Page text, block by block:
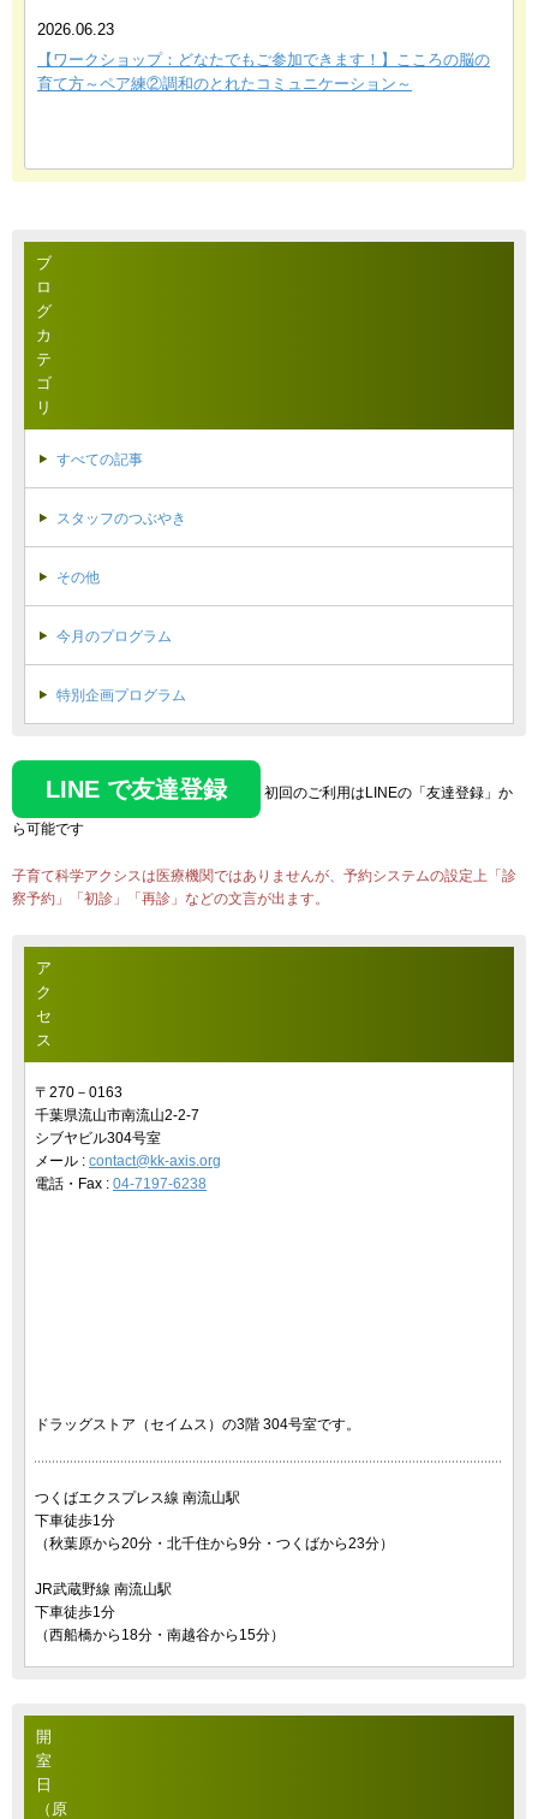
2026.06.23
【ワークショップ：どなたでもご参加できます！】こころの脳の
育て方～ペア練②調和のとれたコミュニケーション～
ブ
ロ
グ
カ
テ
ゴ
リ
すべての記事
スタッフのつぶやき
その他
今月のプログラム
特別企画プログラム
LINE で友達登録 初回のご利用はLINEの「友達登録」か
ら可能です
子育て科学アクシスは医療機関ではありませんが、予約システムの設定上「診
察予約」「初診」「再診」などの文言が出ます。
ア
ク
セ
ス
〒270－0163
千葉県流山市南流山2-2-7
シブヤビル304号室
メール : contact@kk-axis.org
電話・Fax : 04-7197-6238
ドラッグストア（セイムス）の3階 304号室です。
つくばエクスプレス線 南流山駅
下車徒歩1分
（秋葉原から20分・北千住から9分・つくばから23分）
JR武蔵野線 南流山駅
下車徒歩1分
（西船橋から18分・南越谷から15分）
開
室
日
（原